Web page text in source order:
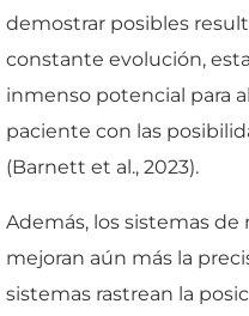
demostrar posibles
constante evolución,
inmenso potencial para
paciente con las
(Barnett et al., 2023).
Además, los sistemas de
mejoran aún más la
sistemas rastrean la